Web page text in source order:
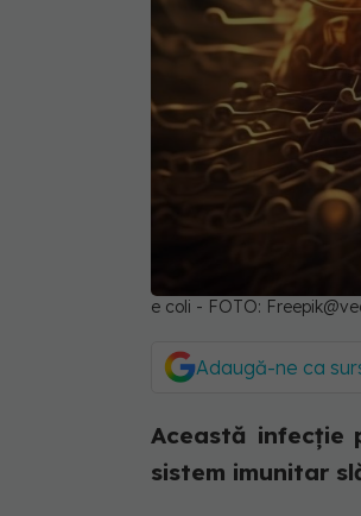
e coli - FOTO:
Adaugă-ne ca
Această infecție
sistem imunitar